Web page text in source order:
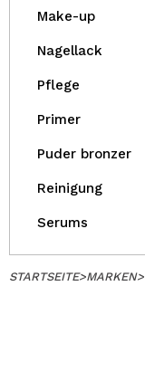
Make-up
Nagellack
Pflege
Primer
Puder bronzer
Reinigung
Serums
STARTSEITE>MARKEN>